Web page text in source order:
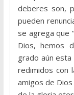
deberes son,
pueden
se agrega que
Dios, hemos
grado aún
redimidos con
amigos de